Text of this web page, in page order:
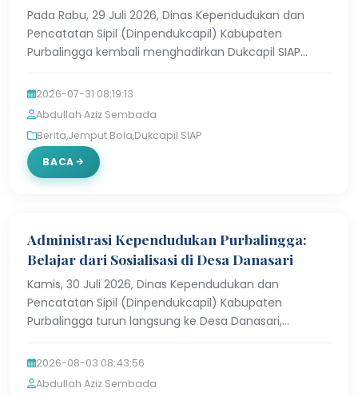
Pada Rabu, 29 Juli 2026, Dinas Kependudukan dan
Pencatatan Sipil (Dinpendukcapil) Kabupaten
Purbalingga kembali menghadirkan Dukcapil SIAP
Desa Pena…
2026-07-31 08:19:13
Abdullah Aziz Sembada
Berita,Jemput Bola,Dukcapil SIAP
BACA
Administrasi Kependudukan Purbalingga:
Belajar dari Sosialisasi di Desa Danasari
Kamis, 30 Juli 2026, Dinas Kependudukan dan
Pencatatan Sipil (Dinpendukcapil) Kabupaten
Purbalingga turun langsung ke Desa Danasari,
bagian dari rangkaian T…
2026-08-03 08:43:56
Abdullah Aziz Sembada